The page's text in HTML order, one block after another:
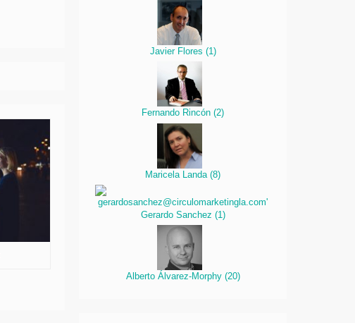
Javier Flores (1)
Fernando Rincón(2)
Maricela Landa(8)
Gerardo Sanchez (1 )
Alberto Álvarez-Morphy (20)